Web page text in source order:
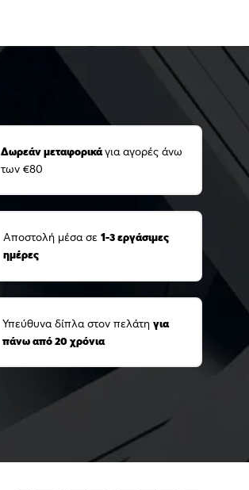
Δωρεάν μεταφορικάγια αγορές άνω
των €80
Αποστολή μέσα σε 1-3 εργάσιμες
ημέρες
Υπεύθυνα δίπλα στον πελάτη για
πάνω από 20 χρόνια